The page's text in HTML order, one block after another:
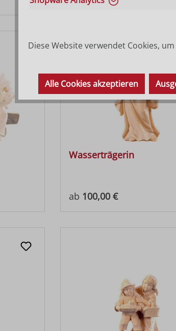
Wasserträgerin
Regulärer Preis:
ab 100,00 €
Diese Website verwendet Cookies,
Alle Cookies akzeptieren